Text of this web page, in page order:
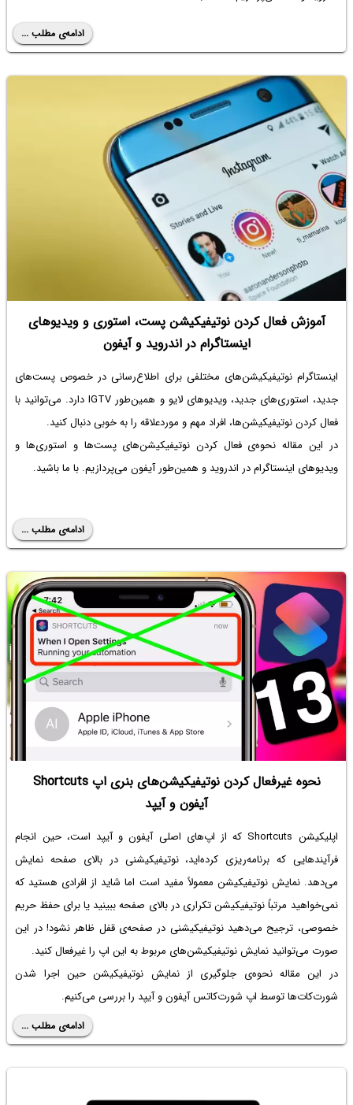
ادامه‌ی مطلب ...
آموزش فعال کردن نوتیفیکیشن پست، استوری و ویدیوهای
اینستاگرام در اندروید و آیفون
اینستاگرام نوتیفیکیشن‌های مختلفی برای اطلاع‌رسانی در خصوص پست‌های
جدید، استوری‌های جدید، ویدیوهای لایو و همین‌طور IGTV دارد. می‌توانید با
فعال کردن نوتیفیکیشن‌ها، افراد مهم و موردعلاقه را به خوبی دنبال کنید.
در این مقاله نحوه‌ی فعال کردن نوتیفیکیشن‌های پست‌ها و استوری‌ها و
ویدیوهای اینستاگرام در اندروید و همین‌طور آیفون می‌پردازیم. با ما باشید.
ادامه‌ی مطلب ...
نحوه غیرفعال کردن نوتیفیکیشن‌های بنری اپ Shortcuts
آیفون و آیپد
اپلیکیشن Shortcuts که از اپ‌های اصلی آیفون و آیپد است، حین انجام
فرآیندهایی که برنامه‌ریزی کرده‌اید، نوتیفیکیشنی در بالای صفحه نمایش
می‌دهد. نمایش نوتیفیکیشن معمولاً مفید است اما شاید از افرادی هستید که
نمی‌خواهید مرتباً نوتیفیکیشن تکراری در بالای صفحه ببینید یا برای حفظ حریم
خصوصی، ترجیح می‌دهید نوتیفیکیشنی در صفحه‌ی قفل ظاهر نشود! در این
صورت می‌توانید نمایش نوتیفیکیشن‌های مربوط به این اپ را غیرفعال کنید.
در این مقاله نحوه‌ی جلوگیری از نمایش نوتیفیکیشن حین اجرا شدن
شورت‌کات‌ها توسط اپ شورت‌کاتس آیفون و آیپد را بررسی می‌کنیم.
ادامه‌ی مطلب ...